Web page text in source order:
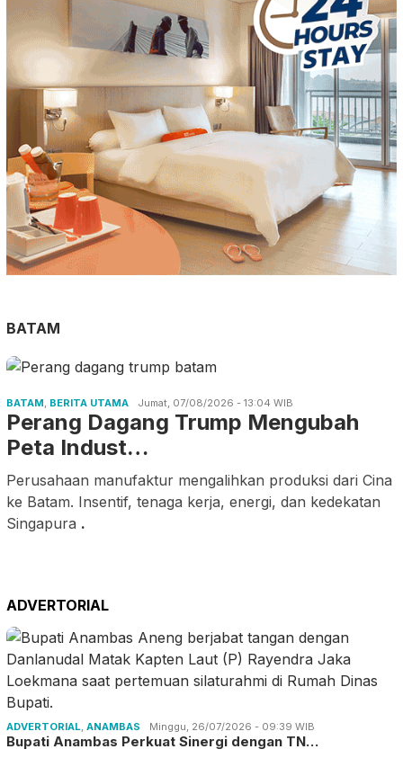
BATAM
BATAM BERITA UTAMA Jumat, 07/08/2026 - 13:04 WIB
Perang Dagang Trump Mengubah
Peta Indust…
Perusahaan manufaktur mengalihkan produksi dari Cina
ke Batam. Insentif, tenaga kerja, energi, dan kedekatan
Singapura .
ADVERTORIAL
ADVERTORIAL ANAMBAS Minggu, 26/07/2026 - 09:39 WIB
Bupati Anambas Perkuat Sinergi dengan TN…